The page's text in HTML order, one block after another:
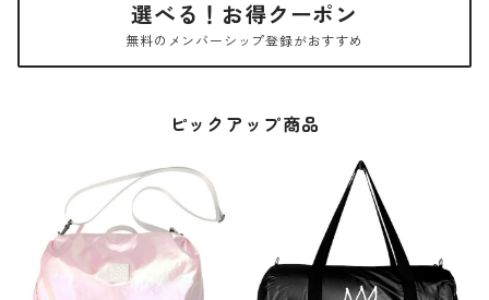
選べる！お得クーポン
無料のメンバーシップ登録がおすすめ
ピックアップ商品